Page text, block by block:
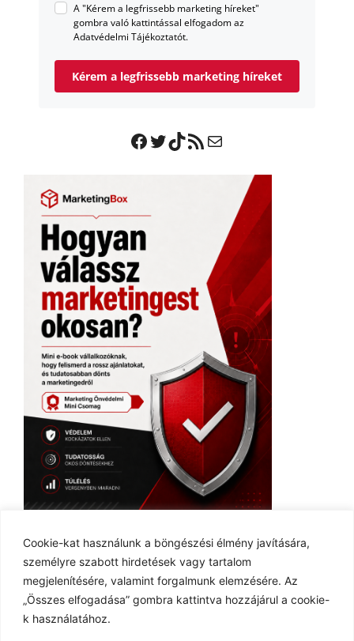
Cookie-kat használunk a böngészési élmény javítására,
személyre szabott hirdetések vagy tartalom
megjelenítésére, valamint forgalmunk elemzésére. Az
„Összes elfogadása” gombra kattintva hozzájárul a cookie-
k használatához.
A "Kérem a legfrissebb marketing híreket"
gombra való kattintással elfogadom az
Adatvédelmi Tájékoztatót.
Kérem a legfrissebb marketing híreket
Facebook
Twitter
TikTok
RSS Feed
Mail